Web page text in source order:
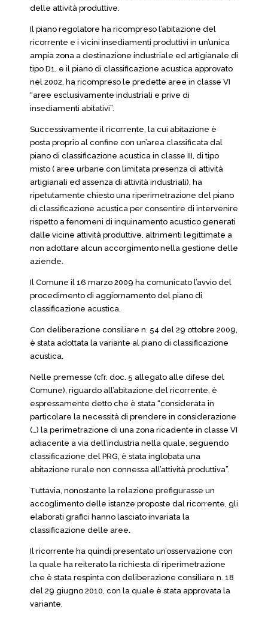
delle attività produttive.
Il piano regolatore ha ricompreso l’abitazione del
ricorrente e i vicini insediamenti produttivi in un’unica
ampia zona a destinazione industriale ed artigianale di
tipo D1, e il piano di classificazione acustica approvato
nel 2002, ha ricompreso le predette aree in classe VI
“aree esclusivamente industriali e prive di
insediamenti abitativi”.
Successivamente il ricorrente, la cui abitazione è
posta proprio al confine con un’area classificata dal
piano di classificazione acustica in classe III, di tipo
misto ( aree urbane con limitata presenza di attività
artigianali ed assenza di attività industriali), ha
ripetutamente chiesto una riperimetrazione del piano
di classificazione acustica per consentire di intervenire
rispetto a fenomeni di inquinamento acustico generati
dalle vicine attività produttive, altrimenti legittimate a
non adottare alcun accorgimento nella gestione delle
aziende.
Il Comune il 16 marzo 2009 ha comunicato l’avvio del
procedimento di aggiornamento del piano di
classificazione acustica.
Con deliberazione consiliare n. 54 del 29 ottobre 2009,
è stata adottata la variante al piano di classificazione
acustica.
Nelle premesse (cfr. doc. 5 allegato alle difese del
Comune), riguardo all’abitazione del ricorrente, è
espressamente detto che è stata “considerata in
particolare la necessità di prendere in considerazione
(…) la perimetrazione di una zona ricadente in classe VI
adiacente a via dell’industria nella quale, seguendo
classificazione del PRG, è stata inglobata una
abitazione rurale non connessa all’attività produttiva”.
Tuttavia, nonostante la relazione prefigurasse un
accoglimento delle istanze proposte dal ricorrente, gli
elaborati grafici hanno lasciato invariata la
classificazione delle aree.
Il ricorrente ha quindi presentato un’osservazione con
la quale ha reiterato la richiesta di riperimetrazione
che è stata respinta con deliberazione consiliare n. 18
del 29 giugno 2010, con la quale è stata approvata la
variante.